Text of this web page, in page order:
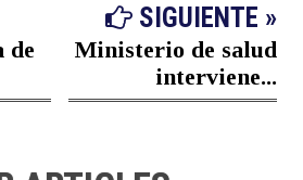
de
SIGUIENTE »
Ministerio de salud
interviene...